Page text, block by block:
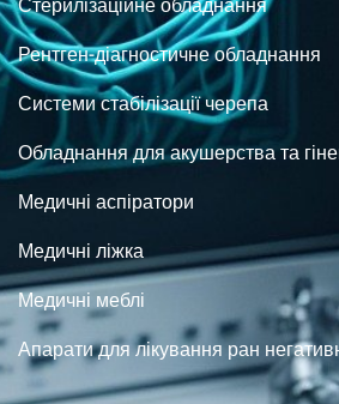
Стерилізаційне обладнання
Рентген-діагностичне обладнання
Системи стабілізації черепа
Обладнання для акушерства та
Медичні аспіратори
Медичні ліжка
Медичні меблі
Апарати для лікування ран